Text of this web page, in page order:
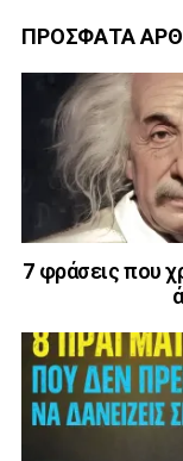
ΠΡΟΣΦΑΤΑ
7 φράσεις που